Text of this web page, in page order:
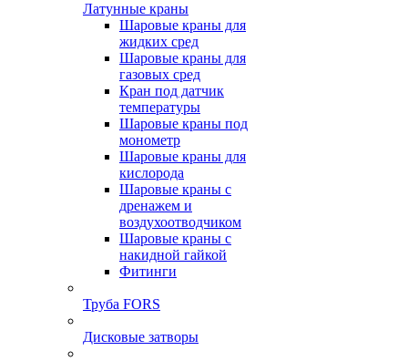
Латунные краны
Шаровые краны для
жидких сред
Шаровые краны для
газовых сред
Кран под датчик
температуры
Шаровые краны под
монометр
Шаровые краны для
кислорода
Шаровые краны с
дренажем и
воздухоотводчиком
Шаровые краны с
накидной гайкой
Фитинги
Труба FORS
Дисковые затворы